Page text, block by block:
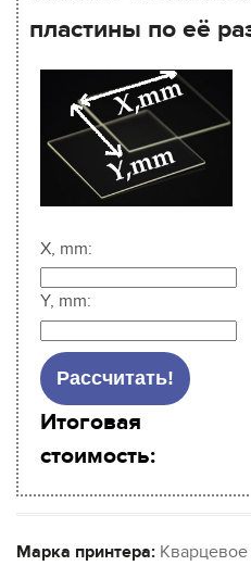
пластины по её
X, mm:
Y, mm:
Итоговая
стоимость:
Марка принтера: